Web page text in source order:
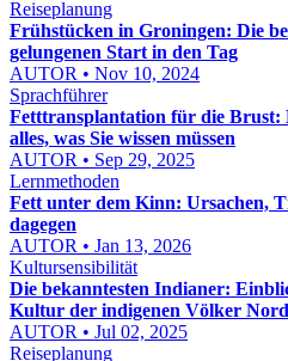
Reiseplanung
Frühstücken in Groningen: Die
gelungenen Start in den Tag
AUTOR • Nov 10, 2024
Sprachführer
Fetttransplantation für die Brust:
alles, was Sie wissen müssen
AUTOR • Sep 29, 2025
Lernmethoden
Fett unter dem Kinn: Ursachen,
dagegen
AUTOR • Jan 13, 2026
Kultursensibilität
Die bekanntesten Indianer:
Kultur der indigenen Völker
AUTOR • Jul 02, 2025
Reiseplanung